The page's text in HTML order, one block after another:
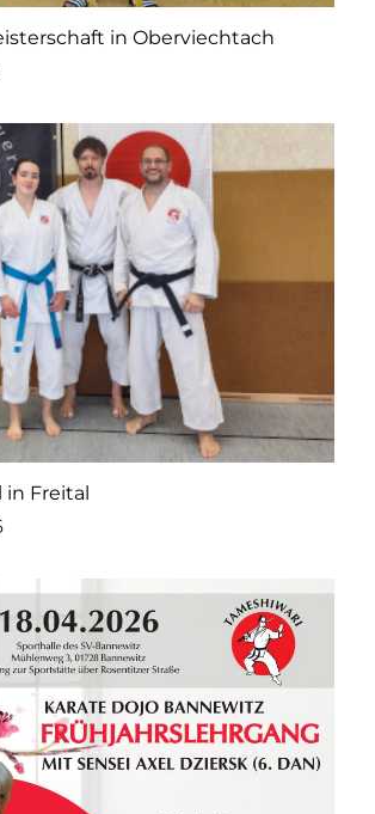
in Oberviechtach
in Freital